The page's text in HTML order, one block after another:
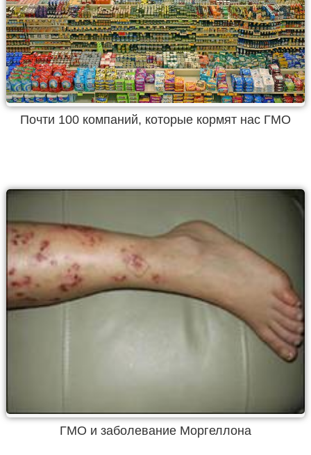
Почти 100 компаний, которые кормят нас ГМО
ГМО и заболевание Моргеллона